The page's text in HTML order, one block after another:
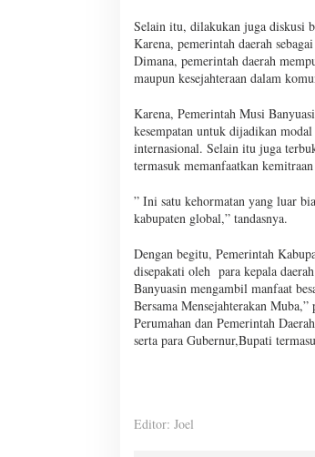
Selain itu, dilakukan juga diskusi
Karena, pemerintah daerah
Dimana, pemerintah daerah
maupun kesejahteraan dalam
Karena, Pemerintah Musi
kesempatan untuk dijadikan
internasional. Selain itu juga
termasuk memanfaatkan
” Ini satu kehormatan yang luar
kabupaten global,” tandasnya.
Dengan begitu, Pemerintah
disepakati oleh para kepala
Banyuasin mengambil manfaat
Bersama Mensejahterakan
Perumahan dan Pemerintah
serta para Gubernur,Bupati
Editor: Joel